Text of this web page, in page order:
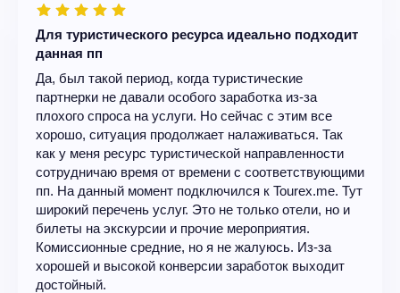
Для туристического ресурса идеально подходит
данная пп
Да, был такой период, когда туристические
партнерки не давали особого заработка из-за
плохого спроса на услуги. Но сейчас с этим все
хорошо, ситуация продолжает налаживаться. Так
как у меня ресурс туристической направленности
сотрудничаю время от времени с соответствующими
пп. На данный момент подключился к Tourex.me. Тут
широкий перечень услуг. Это не только отели, но и
билеты на экскурсии и прочие мероприятия.
Комиссионные средние, но я не жалуюсь. Из-за
хорошей и высокой конверсии заработок выходит
достойный.